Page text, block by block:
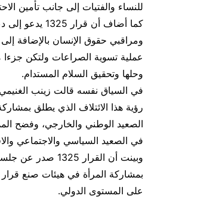
للنساء والفتيات إلى جانب تأمين
كما أضاف أن
ومراقبي حقوق الإنسان بالإضافة
عملية تسوية الصراعات ولتكن
وحلها وتحقيق السلام المستدام.
في السياق نفسه قالت زينب
رؤية هذا الائتلاف الذي يطلق
الصعيد الوطني والخارجي، وفضح
في الصعيد السياسي والاجتماعي
بمشاركة المرأة في هيئات صنع
على المستوى الدولي.